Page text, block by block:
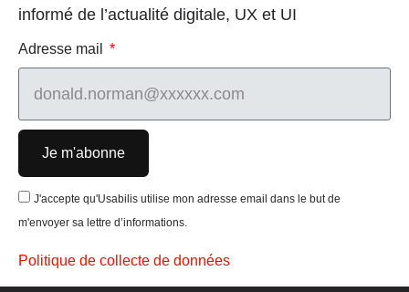
informé de l’actualité digitale, UX et UI
Adresse mail
Je m'abonne
J'accepte qu'Usabilis utilise mon adresse email dans le but de
m'envoyer sa lettre d’informations.
Politique de collecte de données